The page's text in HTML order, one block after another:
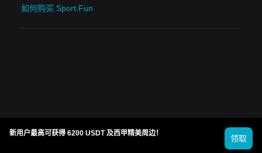
如何购买 Sport.Fun
新用户最高可获得 6200 USDT 及西甲精美周边！
领取